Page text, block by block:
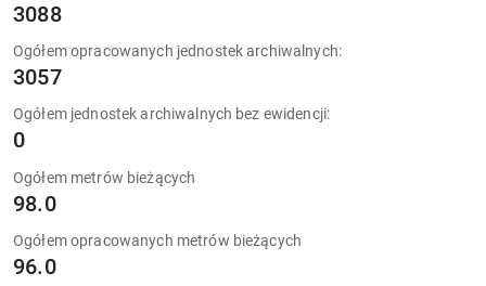
3088
Ogółem opracowanych jednostek archiwalnych:
3057
Ogółem jednostek archiwalnych bez ewidencji:
0
Ogółem metrów bieżących
98.0
Ogółem opracowanych metrów bieżących
96.0